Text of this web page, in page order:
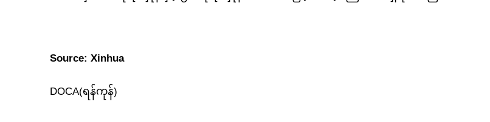
Source: Xinhua
DOCA(ရန်ကုန်)